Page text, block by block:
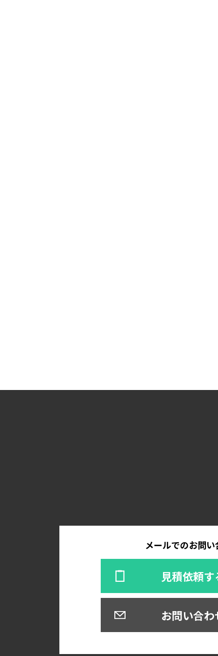
メールでのお問い
見積依頼す
お問い合わ